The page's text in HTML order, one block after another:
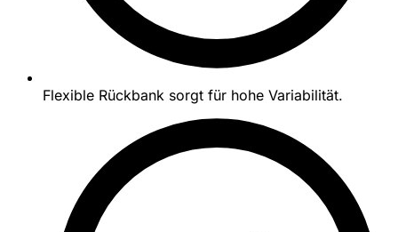
Flexible Rückbank sorgt für hohe Variabilität.